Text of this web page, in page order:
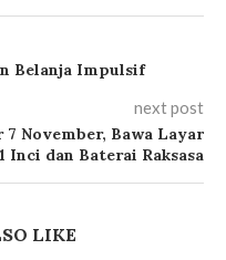
Belanja Impulsif
next post
November, Bawa Layar
Inci dan Baterai Raksasa
LIKE